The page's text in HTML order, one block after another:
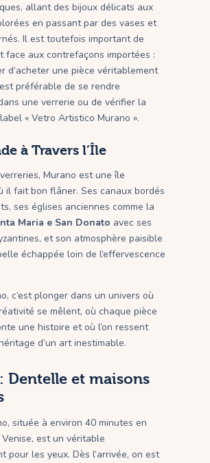
allant des bijoux délicats aux
en passant par des vases et
Il est toutefois important de
face aux contrefaçons importées :
d’acheter une pièce véritablement
préférable de se rendre
une verrerie ou de vérifier la
« Vetro Artistico Murano ».
à Travers l’Île
Murano est une île
il fait bon flâner. Ses canaux bordés
ses églises anciennes comme la
Maria e San Donato avec ses
et son atmosphère paisible
échappée loin de l’effervescence
c’est plonger dans un univers où
se mêlent, où chaque pièce
une histoire et où l’on ressent
d’un art inestimable.
Dentelle et maisons
située à environ 40 minutes en
est un véritable
pour les yeux. Dès l’arrivée, on est